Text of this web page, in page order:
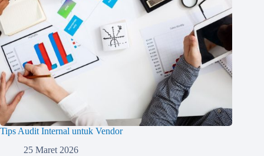
Tips Audit Internal untuk Vendor
25 Maret 2026